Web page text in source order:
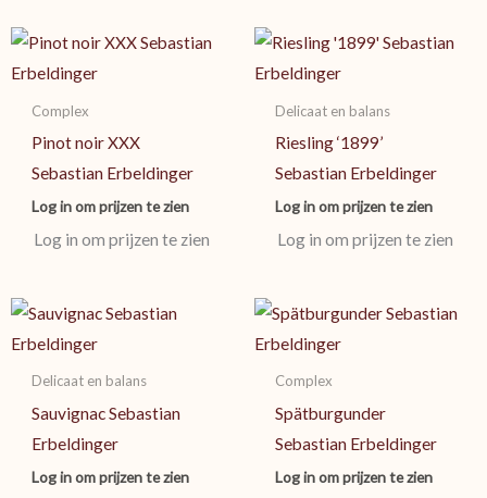
Complex
Pinot noir XXX
Sebastian Erbeldinger
Log in om prijzen te zien
Log in om prijzen te zien
Delicaat en balans
Riesling ‘1899’
Sebastian Erbeldinger
Log in om prijzen te zien
Log in om prijzen te zien
Delicaat en balans
Sauvignac Sebastian
Erbeldinger
Log in om prijzen te zien
Complex
Spätburgunder
Sebastian Erbeldinger
Log in om prijzen te zien